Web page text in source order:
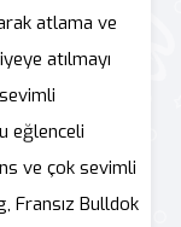
atlama ve
atılmayı
eğlenceli
ve çok sevimli
Fransız Bulldok